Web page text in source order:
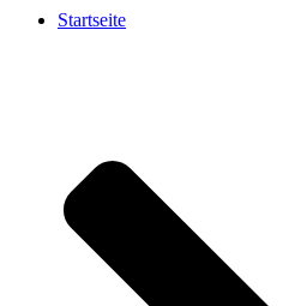
Startseite